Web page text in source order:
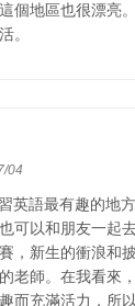
個地區也很漂亮
。
04
英語最有趣的地
可以和朋友一起
，新生的衝浪和
老師。在我看來
而充滿活力，所